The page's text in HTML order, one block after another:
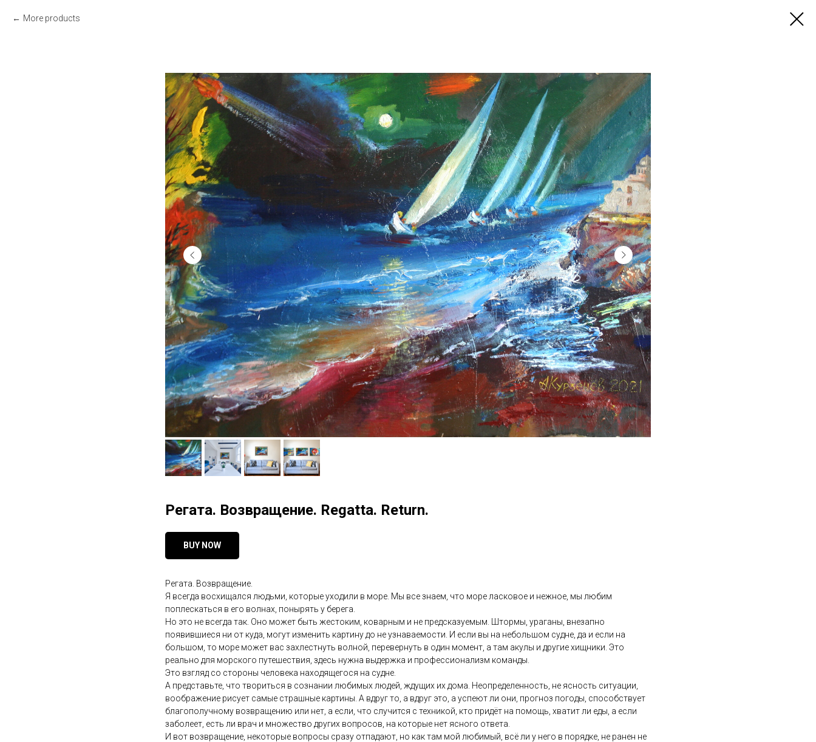
More products
Регата. Возвращение. Regatta. Return.
BUY NOW
Регата. Возвращение.
Я всегда восхищался людьми, которые уходили в море. Мы все знаем, что море ласковое и нежное, мы любим
поплескаться в его волнах, понырять у берега.
Но это не всегда так. Оно может быть жестоким, коварным и не предсказуемым. Штормы, ураганы, внезапно
появившиеся ни от куда, могут изменить картину до не узнаваемости. И если вы на небольшом судне, да и если на
большом, то море может вас захлестнуть волной, перевернуть в один момент, а там акулы и другие хищники. Это
реально для морского путешествия, здесь нужна выдержка и профессионализм команды.
Это взгляд со стороны человека находящегося на судне.
А представьте, что твориться в сознании любимых людей, ждущих их дома. Неопределенность, не ясность ситуации,
воображение рисует самые страшные картины. А вдруг то, а вдруг это, а успеют ли они, прогноз погоды, способствует
благополучному возвращению или нет, а если, что случится с техникой, кто придёт на помощь, хватит ли еды, а если
заболеет, есть ли врач и множество других вопросов, на которые нет ясного ответа.
И вот возвращение, некоторые вопросы сразу отпадают, но как там мой любимый, всё ли у него в порядке, не ранен не